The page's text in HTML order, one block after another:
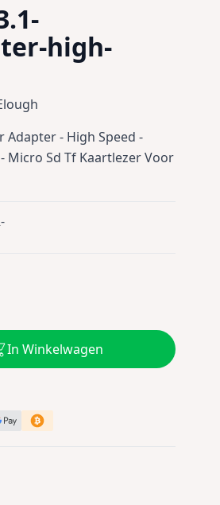
high-
Adapter - High Speed -
Sd Tf Kaartlezer Voor
In Winkelwagen